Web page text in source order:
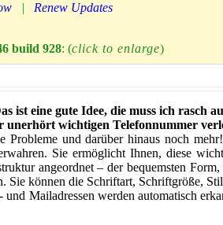
| Renew Updates
build 928: (click to enlarge)
ist eine gute Idee, die muss ich
unerhört wichtigen Telefonnummer
Probleme und darüber hinaus noch
Sie ermöglicht Ihnen, diese
angeordnet – der bequemsten
Sie können die Schriftart, Schriftgröße,
Mailadressen werden automatisch